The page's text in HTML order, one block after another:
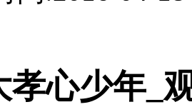
孝心少年_